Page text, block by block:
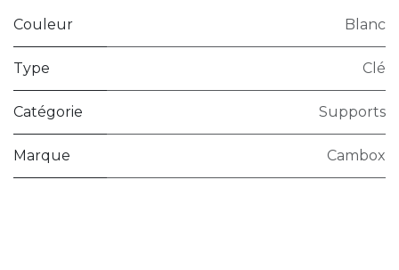
Couleur Blanc
Type Clé
Catégorie Supports
Marque Cambox